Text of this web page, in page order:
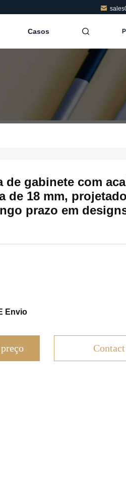
Casos
de gabinete com
de 18 mm,
prazo em
Envio